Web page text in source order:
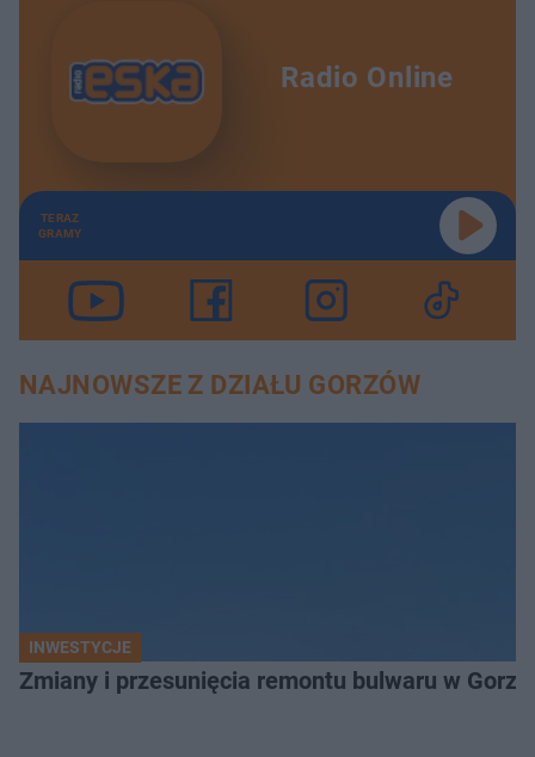
Radio Online
TERAZ
GRAMY
NAJNOWSZE Z DZIAŁU GORZÓW
INWESTYCJE
Zmiany i przesunięcia remontu bulwaru w